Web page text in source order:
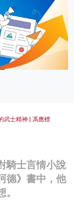
武士精神 | 馮應標
騎士言情小說
德》書中，他